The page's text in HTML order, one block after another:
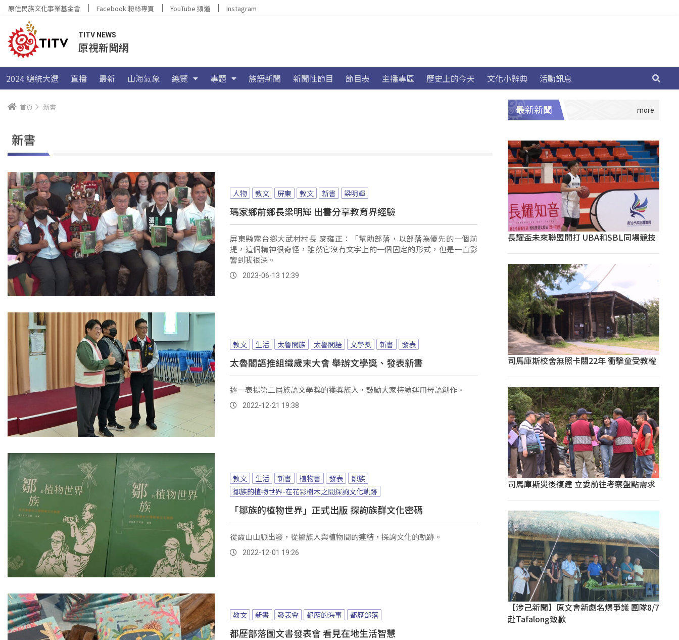
原住民族文化事業基金會 Facebook 粉絲專頁 YouTube 頻道 Instagram
TITV NEWS
原視新聞網
2024 總統大選 直播 最新 山海氣象 總覽 專題 族語新聞 新聞性節目 節目表 主播專區 歷史上的今天 文化小辭典 活動訊息
首頁 新書
新書
人物 教文 屏東 教文 新書 梁明輝
瑪家鄉前鄉長梁明輝 出書分享教育界經驗
屏東縣霧台鄉大武村村長 麥雍正：「幫助部落，以部落為優先的一個前
提，這個精神很奇怪，雖然它沒有文字上的一個固定的形式，但是一直影
響到我很深。
2023-06-13 12:39
教文 生活 太魯閣族 太魯閣語 文學獎 新書 發表
太魯閣語推組織歲末大會 舉辦文學獎、發表新書
逐一表揚第二屆族語文學獎的獲獎族人，鼓勵大家持續運用母語創作。
2022-12-21 19:38
教文 生活 新書 植物書 發表
鄒族
鄒族的植物世界-在花彩樹木之間探詢文化軌跡
「鄒族的植物世界」正式出版 探詢族群文化密碼
從霞山山脈出發，從鄒族人與植物間的連結，探詢文化的軌跡。
2022-12-01 19:26
教文 新書 發表會 都歷的海事 都歷部落
都歷部落圖文書發表會 看見在地生活智慧
最新新聞
長耀盃未來聯盟開打 UBA和SBL同場競技
司馬庫斯校舍無照卡關22年 衝擊童受教權
司馬庫斯災後復建 立委前往考察盤點需求
【涉己新聞】原文會新劇名爆爭議 團隊8/7
赴Tafalong致歉